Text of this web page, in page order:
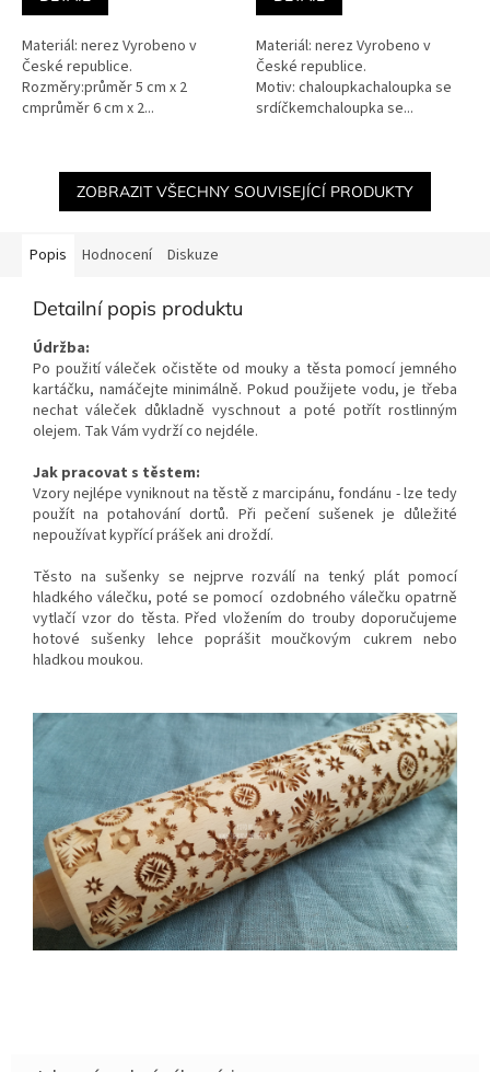
Materiál: nerez Vyrobeno v
České republice.
Rozměry:průměr 5 cm x 2
cmprůměr 6 cm x 2...
Materiál: nerez Vyrobeno v
České republice.
Motiv: chaloupkachaloupka se
srdíčkemchaloupka se...
ZOBRAZIT VŠECHNY SOUVISEJÍCÍ PRODUKTY
Popis Hodnocení Diskuze
Detailní popis produktu
Údržba:
Po použití váleček očistěte od mouky a těsta pomocí jemného
kartáčku, namáčejte minimálně. Pokud použijete vodu, je třeba
nechat váleček důkladně vyschnout a poté potřít rostlinným
olejem. Tak Vám vydrží co nejdéle.
Jak pracovat s těstem:
Vzory nejlépe vyniknout na těstě z marcipánu, fondánu - lze tedy
použít na potahování dortů. Při pečení sušenek je důležité
nepoužívat kypřící prášek ani droždí.
Těsto na sušenky se nejprve rozválí na tenký plát pomocí
hladkého válečku, poté se pomocí ozdobného válečku opatrně
vytlačí vzor do těsta. Před vložením do trouby doporučujeme
hotové sušenky lehce poprášit moučkovým cukrem nebo
hladkou moukou.